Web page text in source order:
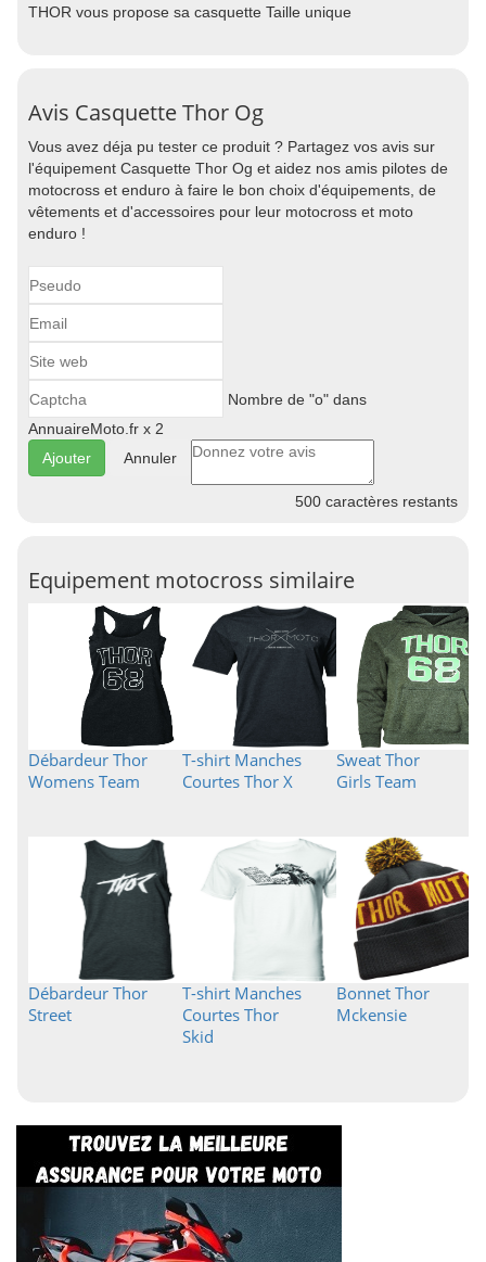
THOR vous propose sa casquette Taille unique
Avis Casquette Thor Og
Vous avez déja pu tester ce produit ? Partagez vos avis sur
l'équipement Casquette Thor Og et aidez nos amis pilotes de
motocross et enduro à faire le bon choix d'équipements, de
vêtements et d'accessoires pour leur motocross et moto
enduro !
Nombre de "o" dans
AnnuaireMoto.fr x 2
Annuler
500 caractères restants
Equipement motocross similaire
Débardeur Thor
Womens Team
T-shirt Manches
Courtes Thor X
Sweat Thor
Girls Team
Débardeur Thor
Street
T-shirt Manches
Courtes Thor
Skid
Bonnet Thor
Mckensie